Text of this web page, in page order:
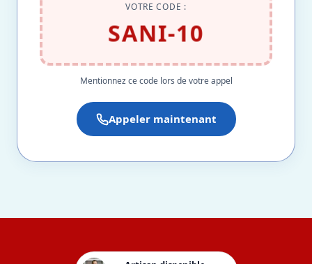
VOTRE CODE :
SANI-10
Mentionnez ce code lors de votre appel
Appeler maintenant